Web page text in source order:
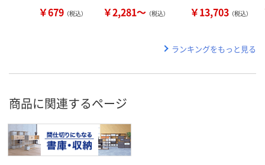
￥679 （税込） ￥2,281～ （税込） ￥13,703 （税込）
ランキングをもっと見る
商品に関連するページ